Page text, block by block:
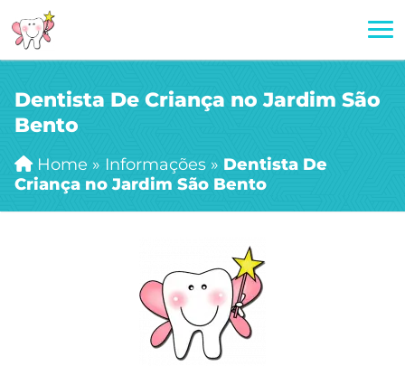
Dentista De Criança no Jardim São
Bento
Home » Informações » Dentista De
Criança no Jardim São Bento